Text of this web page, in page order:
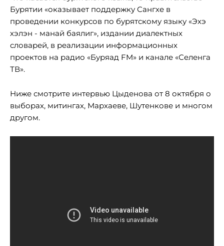
Бурятии «оказывает поддержку Сангхе в
проведении конкурсов по бурятскому языку «Эхэ
хэлэн - манай баялиг», издании диалектных
словарей, в реализации информационных
проектов на радио «Буряад FM» и канале «Селенга
ТВ».
Ниже смотрите интервью Цыденова от 8 октября о
выборах, митингах, Мархаеве, Шутенкове и многом
другом.